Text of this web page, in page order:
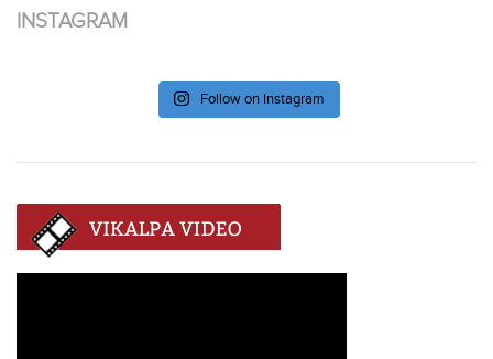
INSTAGRAM
Follow on Instagram